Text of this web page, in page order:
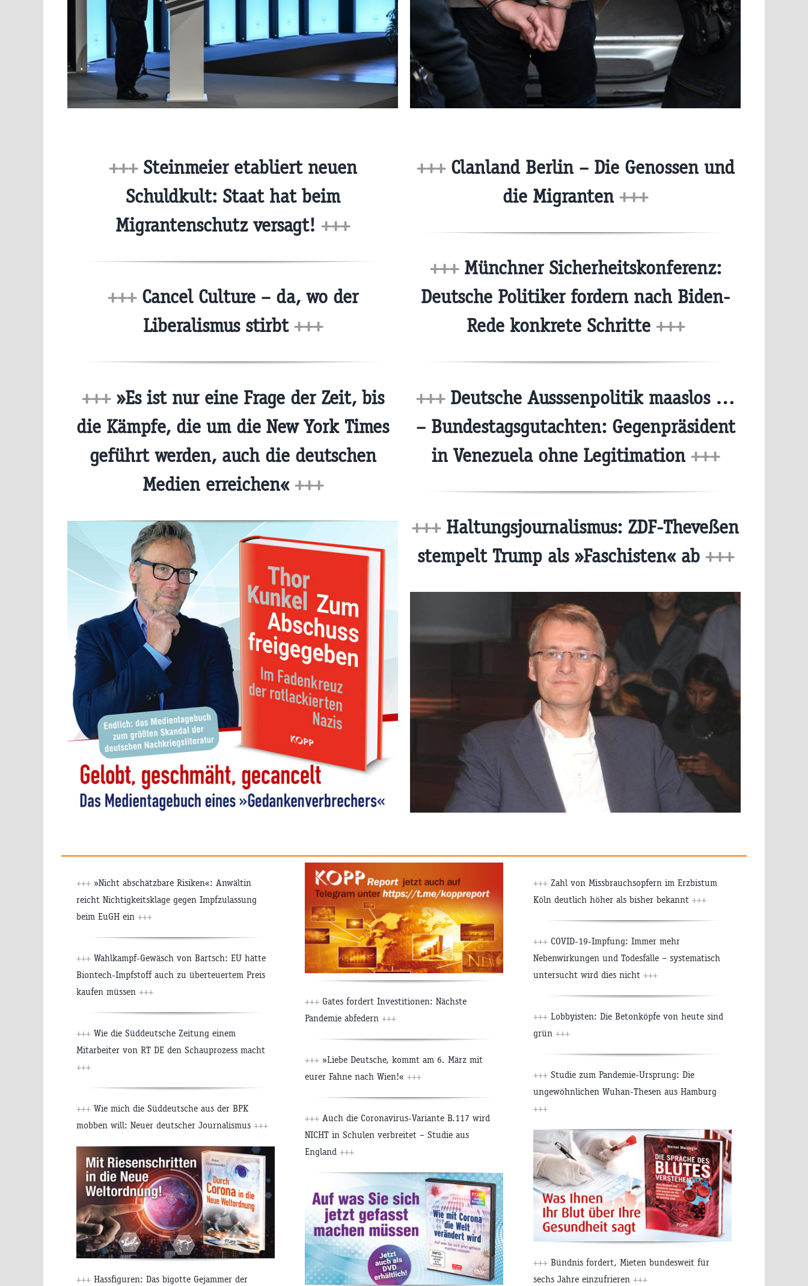
+++Steinmeier etabliert neuen
Schuldkult: Staat hat beim
Migrantenschutz versagt! +++
+++Cancel Culture – da, wo der
Liberalismus stirbt +++
+++»Es ist nur eine Frage der Zeit, bis
die Kämpfe, die um die New York Times
geführt werden, auch die deutschen
Medien erreichen« +++
+++Clanland Berlin – Die Genossen und
die Migranten +++
+++Münchner Sicherheitskonferenz:
Deutsche Politiker fordern nach Biden-
Rede konkrete Schritte +++
+++Deutsche Ausssenpolitik maaslos …
– Bundestagsgutachten: Gegenpräsident
in Venezuela ohne Legitimation +++
+++Haltungsjournalismus: ZDF-Theveßen
stempelt Trump als »Faschisten« ab +++
+++ »Nicht abschätzbare Risiken«: Anwältin
reicht Nichtigkeitsklage gegen Impfzulassung
beim EuGH ein +++
+++ Wahlkampf-Gewäsch von Bartsch: EU hätte
Biontech-Impfstoff auch zu überteuertem Preis
kaufen müssen +++
+++ Wie die Süddeutsche Zeitung einem
Mitarbeiter von RT DE den Schauprozess macht
+++
+++ Wie mich die Süddeutsche aus der BPK
mobben will: Neuer deutscher Journalismus +++
+++ Hassfiguren: Das bigotte Gejammer der
+++ Gates fordert Investitionen: Nächste
Pandemie abfedern +++
+++ »Liebe Deutsche, kommt am 6. März mit
eurer Fahne nach Wien!« +++
+++ Auch die Coronavirus-Variante B.117 wird
NICHT in Schulen verbreitet – Studie aus
England +++
+++ Zahl von Missbrauchsopfern im Erzbistum
Köln deutlich höher als bisher bekannt +++
+++ COVID-19-Impfung: Immer mehr
Nebenwirkungen und Todesfälle – systematisch
untersucht wird dies nicht +++
+++ Lobbyisten: Die Betonköpfe von heute sind
grün +++
+++ Studie zum Pandemie-Ursprung: Die
ungewöhnlichen Wuhan-Thesen aus Hamburg
+++
+++ Bündnis fordert, Mieten bundesweit für
sechs Jahre einzufrieren +++